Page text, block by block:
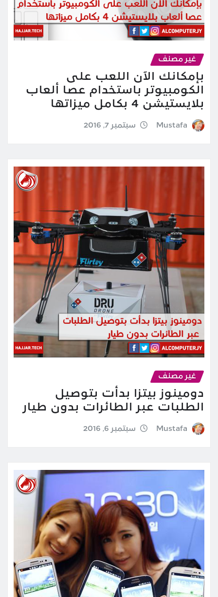
غير مصنف
بإمكانك الآن اللعب على
الكومبيوتر باستخدام عصا ألعاب
بلايستيشن 4 بكامل ميزاتها
Mustafa سبتمبر 7, 2016
غير مصنف
دومينوز بيتزا بدأت بتوصيل
الطلبات عبر الطائرات بدون طيار
Mustafa سبتمبر 6, 2016